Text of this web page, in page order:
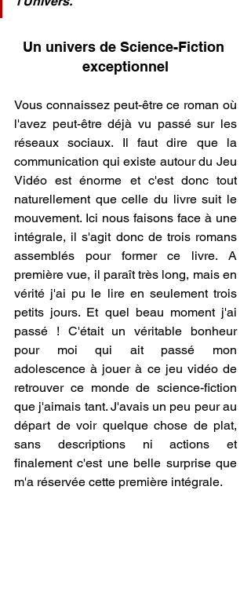
Un univers de Science-Fiction
exceptionnel
Vous connaissez peut-être ce roman où
l'avez peut-être déjà vu passé sur les
réseaux sociaux. Il faut dire que la
communication qui existe autour du Jeu
Vidéo est énorme et c'est donc tout
naturellement que celle du livre suit le
mouvement. Ici nous faisons face à une
intégrale, il s'agit donc de trois romans
assemblés pour former ce livre. A
première vue, il paraît très long, mais en
vérité j'ai pu le lire en seulement trois
petits jours. Et quel beau moment j'ai
passé ! C'était un véritable bonheur
pour moi qui ait passé mon
adolescence à jouer à ce jeu vidéo de
retrouver ce monde de science-fiction
que j'aimais tant. J'avais un peu peur au
départ de voir quelque chose de plat,
sans descriptions ni actions et
finalement c'est une belle surprise que
m'a réservée cette première intégrale.